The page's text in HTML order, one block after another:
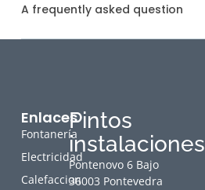
A frequently asked question
Pintos
instalaciones
Pontenovo 6 Bajo
36003 Pontevedra
Enlaces
Fontanería
Electricidad
Calefaccion